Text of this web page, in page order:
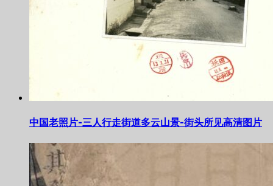
中国老照片-三人行走街道多云山景-街头所见高清图片